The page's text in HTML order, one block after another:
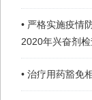
• 严格实施疫情
2020年兴奋剂
• 治疗用药豁免